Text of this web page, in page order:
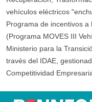
vehículos eléctricos
Programa de incentivos a
(Programa MOVES III
Ministerio para la
través del IDAE,
Competitividad